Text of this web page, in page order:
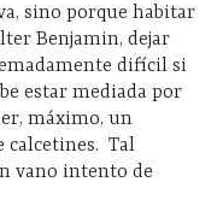
sino porque habitar
Benjamin, dejar
difícil si
estar mediada por
máximo, un
Tal
vano intento de